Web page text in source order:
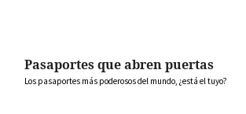
Pasaportes que abren puertas
Los pasaportes más poderosos del mundo, ¿está el tuyo?